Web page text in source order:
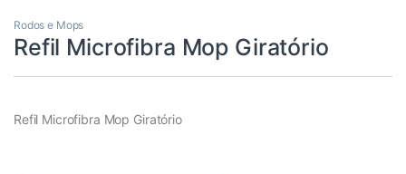
Rodos e Mops
Refil Microfibra Mop Giratório
Refil Microfibra Mop Giratório